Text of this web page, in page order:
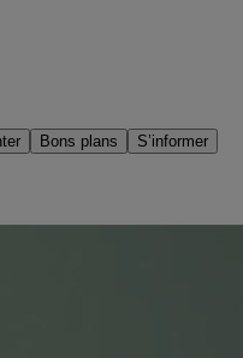
Bons plans S’informer